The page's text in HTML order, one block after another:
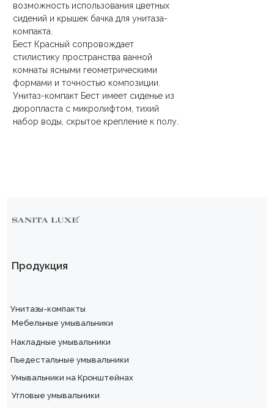
возможность использования цветных
сидений и крышек бачка для унитаза-
компакта.
Бест Красный сопровождает
стилистику пространства ванной
комнаты ясными геометрическими
формами и точностью композиции.
Унитаз-компакт Бест имеет сиденье из
дюропласта с микролифтом, тихий
набор воды, скрытое крепление к полу.
Продукция
Унитазы-компакты
Мебельные умывальники
Пьедестальные умывальники
Умывальники на Кронштейнах
Угловые умывальники
Накладные умывальники